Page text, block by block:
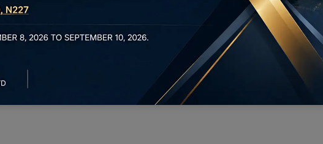
sind eingelassene Scharniere eingebaut, sodass die Tür im
abschließt. Diese Scharniere sind ideal für Schränke
in die Schranköffnung eingelassen ist. Einliegende Scharniere sorgen
werden häufig bei hochwertigen Schränken verwendet.